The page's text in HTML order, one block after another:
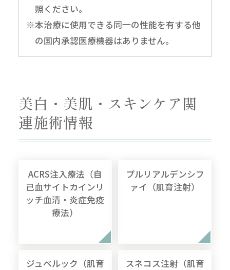
照ください。
※本治療に使用できる同一の性能を有する他
の国内承認医療機器はありません。
美白・美肌・スキンケア関
連施術情報
ACRS注入療法（自
己血サイトカインリ
ッチ血清・炎症免疫
療法）
プルリアルデンシフ
ァイ（肌育注射）
ジュベルック（肌育
スネコス注射（肌育